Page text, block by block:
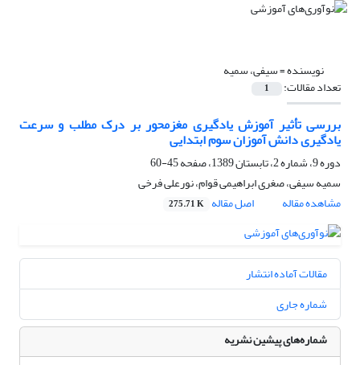
نویسنده =سیفی، سمیه
تعداد مقالات: 1
بررسی تأثیر آموزش یادگیری مغزمحور بر درک مطلب و سرعت
یادگیری دانش آموزان سوم ابتدایی
دوره 9، شماره 2، تابستان 1389، صفحه
45-60
سمیه سیفی، صغری ابراهیمی قوام، نورعلی فرخی
مشاهده مقاله
اصل مقاله 275.71 K
مقالات آماده انتشار
شماره جاری
شماره‌های پیشین نشریه